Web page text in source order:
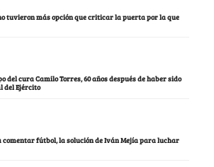
tuvieron más opción que criticar la puerta por la que
del cura Camilo Torres, 60 años después de haber sido
del Ejército
comentar fútbol, la solución de Iván Mejía para luchar